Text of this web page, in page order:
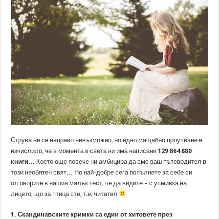
Струва ни се направо невъзможно, но едно мащабно проучване е
изчислило, че в момента в света ни има написани129 864 880
книги … Което още повече ни амбицира да сме ваш пътеводител в
този необятен свят… Но най-добре сега попълнете за себе си
отговорите в нашия малък тест, че да видите – с усмивка на
лицето, що за птица сте, т.е. читател
1. Скандинавските кримки са един от хитовете през